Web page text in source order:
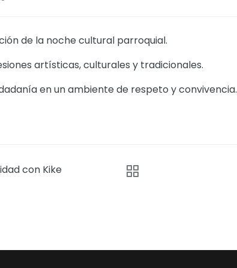
de la noche cultural parroquial.
artísticas, culturales y tradicionales.
en un ambiente de respeto y convivencia.
con Kike